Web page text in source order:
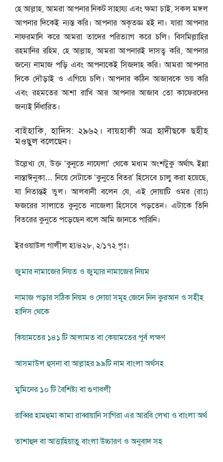
হে আল্লাহ, আমরা আপনার নিকট সাহায্য এবং ক্ষমা চাই, সকল মঙ্গল
আপনার দিকেই ন্যস্ত করি। আপনার অকৃতজ্ঞ হই না। যারা আপনার
নাফরমানি করে আমরা তাদের পরিত্যাগ করে চলি। বিসমিল্লাহির
রহমানির রহিম, হে আল্লাহ, আমরা আপনারই দাসত্ব করি, আপনার
জন্যে নামাজ পড়ি এবং আপনাকেই সিজদাহ করি। আমরা আপনার
দিকে দৌড়াই ও এগিয়ে চলি। আপনার কঠিন আজাবকে ভয় করি
এবং রহমতের আশা রাখি আর আপনার আজাব তো কাফেরদের
জন্যই র্নিধারিত।
বাইহাকি, হাদিস: ২৯৬২। বায়হাকী অত্র হাদীছকে ছহীহ
মওছুল বলেছেন।
উল্লেখ্য যে, উক্ত ‘কুনূতে নাযেলা’ থেকে মধ্যম অংশটুকু অর্থাৎ ইন্না
নাস্তাঈনুকা… নিয়ে সেটাকে ‘কুনুতে বিতর’ হিসেবে চালু করা হয়েছে,
যা নিতান্তই ভুল। আলবানী বলেন যে, এই দোয়াটি ওমর (রাঃ)
ফজরের সালাতে কুনুতে নাজেলা হিসেবে পড়তেন। এটাকে তিনি
বিতরের কুনুতে পড়েছেন বলে আমি জানতে পারিনি।
ইরওয়াউল গালীল হা/৪২৮, ২/১৭২ পৃঃ।
জুমার নামাজের নিয়ত ও জুম্মার নামাজের নিয়ম
নামাজ পড়ার সঠিক নিয়ম ও দোয়া সমূহ জেনে নিন কুরআন ও সহীহ
হাদিস থেকে
কিয়ামতের ১৪১ টি আলামত বা কেয়ামতের পূর্ব লক্ষণ
আসমাউল হুসনা বা আল্লাহর ৯৯টি নাম বাংলা অর্থসহ
মুমিনের ১০ টি বৈশিষ্ট্য বা গুণাবলী
রাব্বির হামহুমা কামা রাব্বায়ানি সাগিরা এর আরবি লেখা ও বাংলা অর্থ
তাশাহুদ বা আত্তাহিয়াতু বাংলা উচ্চারণ ও অনুবাদ সহ